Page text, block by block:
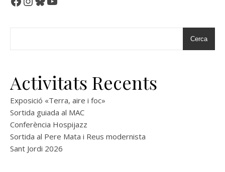
Cerca
Activitats Recents
Exposició «Terra, aire i foc»
Sortida guiada al MAC
Conferència Hospijazz
Sortida al Pere Mata i Reus modernista
Sant Jordi 2026